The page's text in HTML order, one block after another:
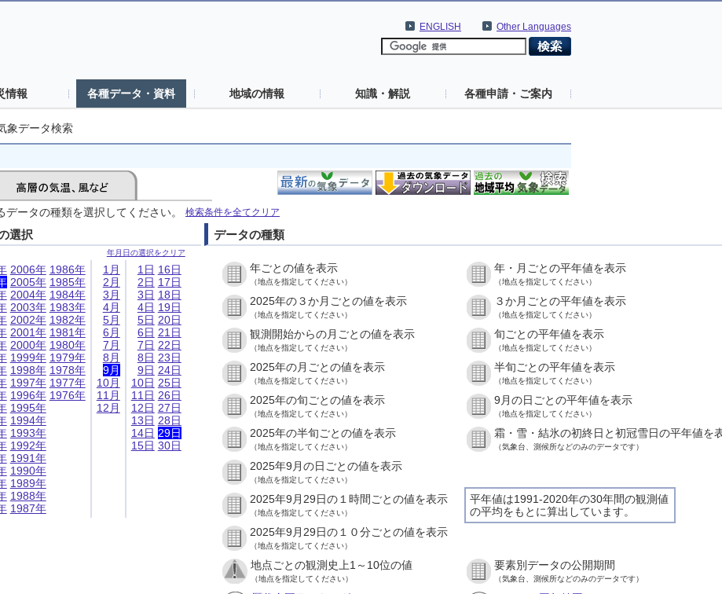
Other Languages
ENGLISH
情報 各種データ・資料 地域の情報 知識・解説 各種申請・ご案内
象データ検索
ータの種類を選択してください。 検索条件を全てクリア
選択
年月日の選択をクリア
2006年
2005年
2004年
2003年
2002年
2001年
2000年
1999年
1998年
1997年
1996年
1995年
1994年
1993年
1992年
1991年
1990年
1989年
1988年
1987年
1986年
1985年
1984年
1983年
1982年
1981年
1980年
1979年
1978年
1977年
1976年
1月
2月
3月
4月
5月
6月
7月
8月
9月
10月
11月
12月
1日
2日
3日
4日
5日
6日
7日
8日
9日
10日
11日
12日
13日
14日
15日
16日
17日
18日
19日
20日
21日
22日
23日
24日
25日
26日
27日
28日
29日
30日
データの種類
年ごとの値を表示
（地点を指定してください）
年・月ごとの平年値を表示
（地点を指定してください）
2025年の３か月ごとの値を表示
（地点を指定してください）
３か月ごとの平年値を表示
（地点を指定してください）
観測開始からの月ごとの値を表示
（地点を指定してください）
旬ごとの平年値を表示
（地点を指定してください）
2025年の月ごとの値を表示
（地点を指定してください）
半旬ごとの平年値を表示
（地点を指定してください）
2025年の旬ごとの値を表示
（地点を指定してください）
9月の日ごとの平年値を表示
（地点を指定してください）
2025年の半旬ごとの値を表示
（地点を指定してください）
霜・雪・結氷の初終日と初冠雪日の平年値を
（気象台、測候所などのみのデータです）
2025年9月の日ごとの値を表示
（地点を指定してください）
平年値は1991-2020年の30年間の観測値
の平均をもとに算出しています。
2025年9月29日の１時間ごとの値を表示
（地点を指定してください）
2025年9月29日の１０分ごとの値を表示
（地点を指定してください）
地点ごとの観測史上1～10位の値
（地点を指定してください）
要素別データの公開期間
（気象台、測候所などのみのデータです）